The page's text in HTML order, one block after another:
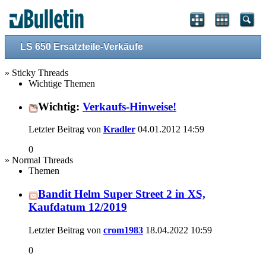
LS 650 Ersatzteile-Verkäufe
» Sticky Threads
Wichtige Themen
Wichtig: Verkaufs-Hinweise!
Letzter Beitrag von Kradler 04.01.2012 14:59
0
» Normal Threads
Themen
Bandit Helm Super Street 2 in XS,
Kaufdatum 12/2019
Letzter Beitrag von crom1983 18.04.2022 10:59
0